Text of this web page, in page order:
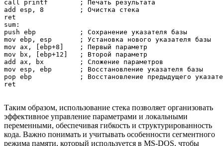
call printf        ; Печать результата
add esp, 8         ; Очистка стека
ret
sum:
push ebp           ; Сохранение указателя базы
mov ebp, esp       ; Установка нового указателя базы
mov ax, [ebp+8]    ; Первый параметр
mov bx, [ebp+12]   ; Второй параметр
add ax, bx         ; Сложение параметров
mov esp, ebp       ; Восстановление указателя базы
pop ebp            ; Восстановление предыдущего
Таким образом, использование стека позволяет организовать
эффективное управление параметрами и локальными
переменными, обеспечивая гибкость и структурированность
кода. Важно понимать и учитывать особенности сегментного
режима памяти, который используется в MS-DOS, чтобы